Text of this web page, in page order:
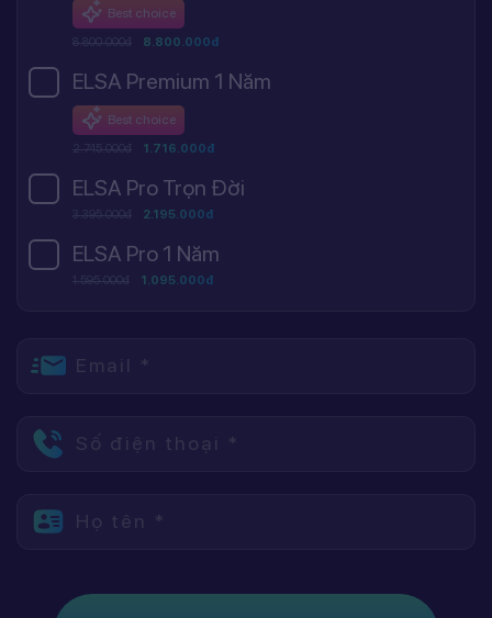
Best choice
8.800.000đ 8.800.000đ
ELSA Premium 1 Năm
Best choice
2.745.000đ 1.716.000đ
ELSA Pro Trọn Đời
3.395.000đ 2.195.000đ
ELSA Pro 1 Năm
1.595.000đ 1.095.000đ
Email *
Số điện thoại *
Họ tên *